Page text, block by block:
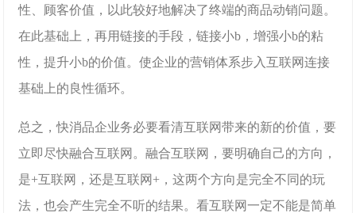
性、顾客价值，以此较好地解决了终端的商品动销问题。
在此基础上，再用链接的手段，链接小b，增强小b的粘
性，提升小b的价值。使企业的营销体系步入互联网连接
基础上的良性循环。
总之，快消品企业务必要看清互联网带来的新的价值，要
立即尽快融合互联网。融合互联网，要明确自己的方向，
是+互联网，还是互联网+，这两个方向是完全不同的玩
法，也会产生完全不听的结果。看互联网一定不能是简单